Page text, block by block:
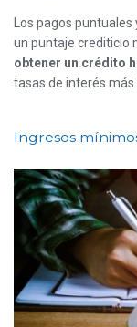
Los pagos
un puntaje crediticio
obtener un crédito
tasas de interés
Ingresos